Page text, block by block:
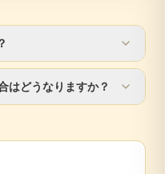
）
通知カード
す。ただし、転出届は郵
はどうなりますか？
れることがあります。